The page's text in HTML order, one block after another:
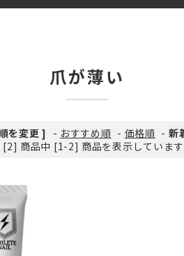
爪について知る
筋肉の疲れを取る
爪を大きくしたい
深爪になっている
爪が緑色になっている
バドミントン
空手
ヨガ・ピラティス
爪の補強・補修
爪が薄い
を変更 ] - おすすめ順 - 価格順 - 新
[2] 商品中 [1-2] 商品を表示しています